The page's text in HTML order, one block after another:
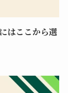
はここから選